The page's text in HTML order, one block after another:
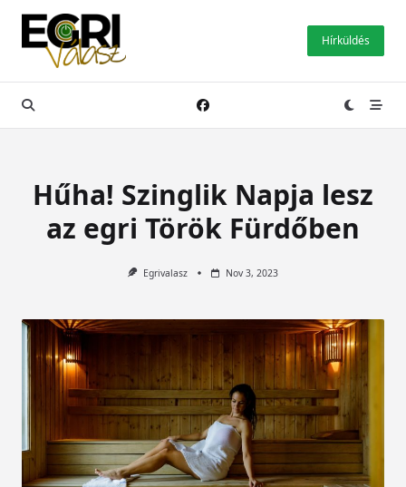
Skip
content
Hírküldés
Hűha! Szinglik Napja lesz
az egri Török Fürdőben
Egrivalasz Nov 3, 2023